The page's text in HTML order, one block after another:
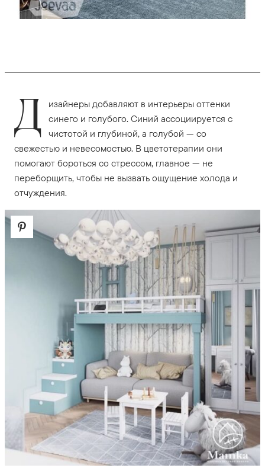
Д
изайнеры добавляют в интерьеры оттенки
синего и голубого. Синий ассоциируется с
чистотой и глубиной, а голубой — со
свежестью и невесомостью. В цветотерапии они
помогают бороться со стрессом, главное — не
переборщить, чтобы не вызвать ощущение холода и
отчуждения.